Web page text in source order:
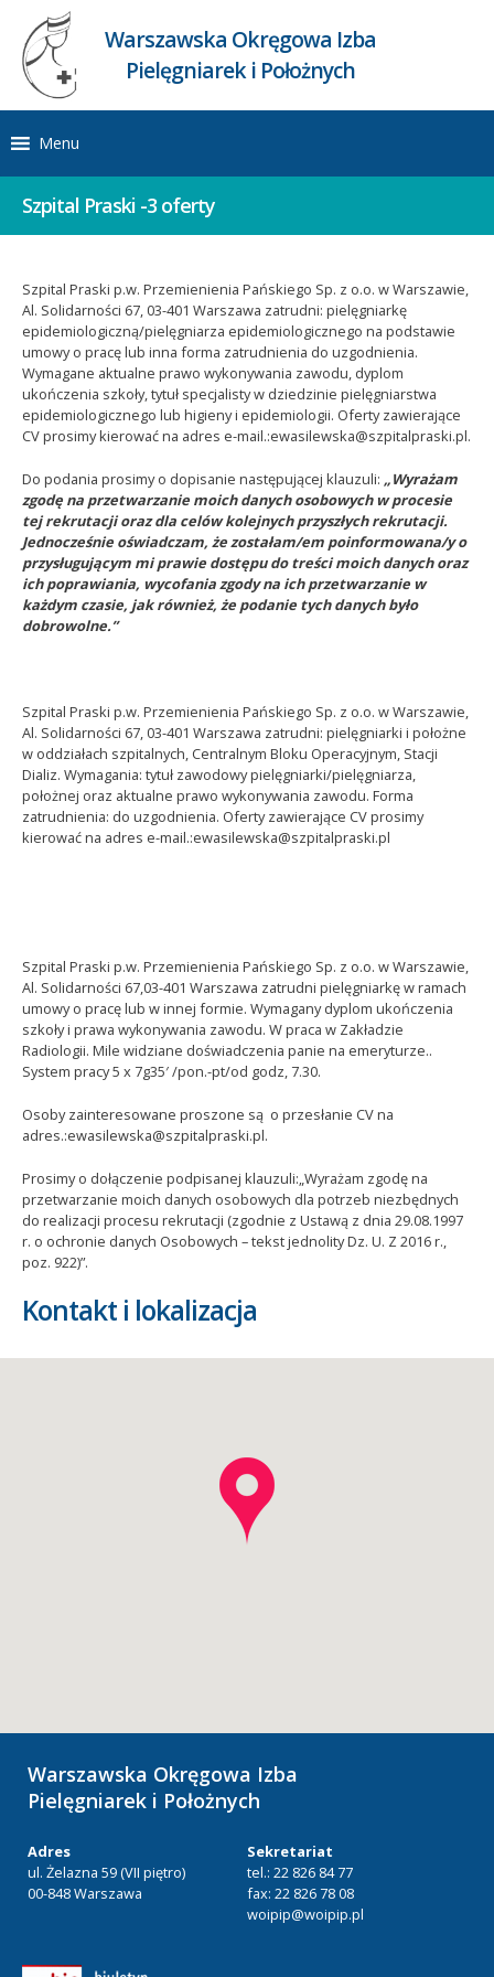
Warszawska Okręgowa Izba
Pielęgniarek i Położnych
Menu
Szpital Praski -3 oferty
Szpital Praski p.w. Przemienienia Pańskiego Sp. z o.o. w Warszawie,
Al. Solidarności 67, 03-401 Warszawa zatrudni: pielęgniarkę
epidemiologiczną/pielęgniarza epidemiologicznego na podstawie
umowy o pracę lub inna forma zatrudnienia do uzgodnienia.
Wymagane aktualne prawo wykonywania zawodu, dyplom
ukończenia szkoły, tytuł specjalisty w dziedzinie pielęgniarstwa
epidemiologicznego lub higieny i epidemiologii. Oferty zawierające
CV prosimy kierować na adres e-mail.:ewasilewska@szpitalpraski.pl.
Do podania prosimy o dopisanie następującej klauzuli: „Wyrażam
zgodę na przetwarzanie moich danych osobowych w procesie
tej rekrutacji oraz dla celów kolejnych przyszłych rekrutacji.
Jednocześnie oświadczam, że zostałam/em poinformowana/y o
przysługującym mi prawie dostępu do treści moich danych oraz
ich poprawiania, wycofania zgody na ich przetwarzanie w
każdym czasie, jak również, że podanie tych danych było
dobrowolne.”
Szpital Praski p.w. Przemienienia Pańskiego Sp. z o.o. w Warszawie,
Al. Solidarności 67, 03-401 Warszawa zatrudni: pielęgniarki i położne
w oddziałach szpitalnych, Centralnym Bloku Operacyjnym, Stacji
Dializ. Wymagania: tytuł zawodowy pielęgniarki/pielęgniarza,
położnej oraz aktualne prawo wykonywania zawodu. Forma
zatrudnienia: do uzgodnienia. Oferty zawierające CV prosimy
kierować na adres e-mail.:ewasilewska@szpitalpraski.pl
Szpital Praski p.w. Przemienienia Pańskiego Sp. z o.o. w Warszawie,
Al. Solidarności 67,03-401 Warszawa zatrudni pielęgniarkę w ramach
umowy o pracę lub w innej formie. Wymagany dyplom ukończenia
szkoły i prawa wykonywania zawodu. W praca w Zakładzie
Radiologii. Mile widziane doświadczenia panie na emeryturze..
System pracy 5 x 7g35′ /pon.-pt/od godz, 7.30.
Osoby zainteresowane proszone są o przesłanie CV na
adres.:ewasilewska@szpitalpraski.pl.
Prosimy o dołączenie podpisanej klauzuli:„Wyrażam zgodę na
przetwarzanie moich danych osobowych dla potrzeb niezbędnych
do realizacji procesu rekrutacji (zgodnie z Ustawą z dnia 29.08.1997
r. o ochronie danych Osobowych – tekst jednolity Dz. U. Z 2016 r.,
poz. 922)”.
Kontakt i lokalizacja
Warszawska Okręgowa Izba
Pielęgniarek i Położnych
Adres
ul. Żelazna 59 (VII piętro)
00-848 Warszawa
Sekretariat
tel.: 22 826 84 77
fax: 22 826 78 08
woipip@woipip.pl